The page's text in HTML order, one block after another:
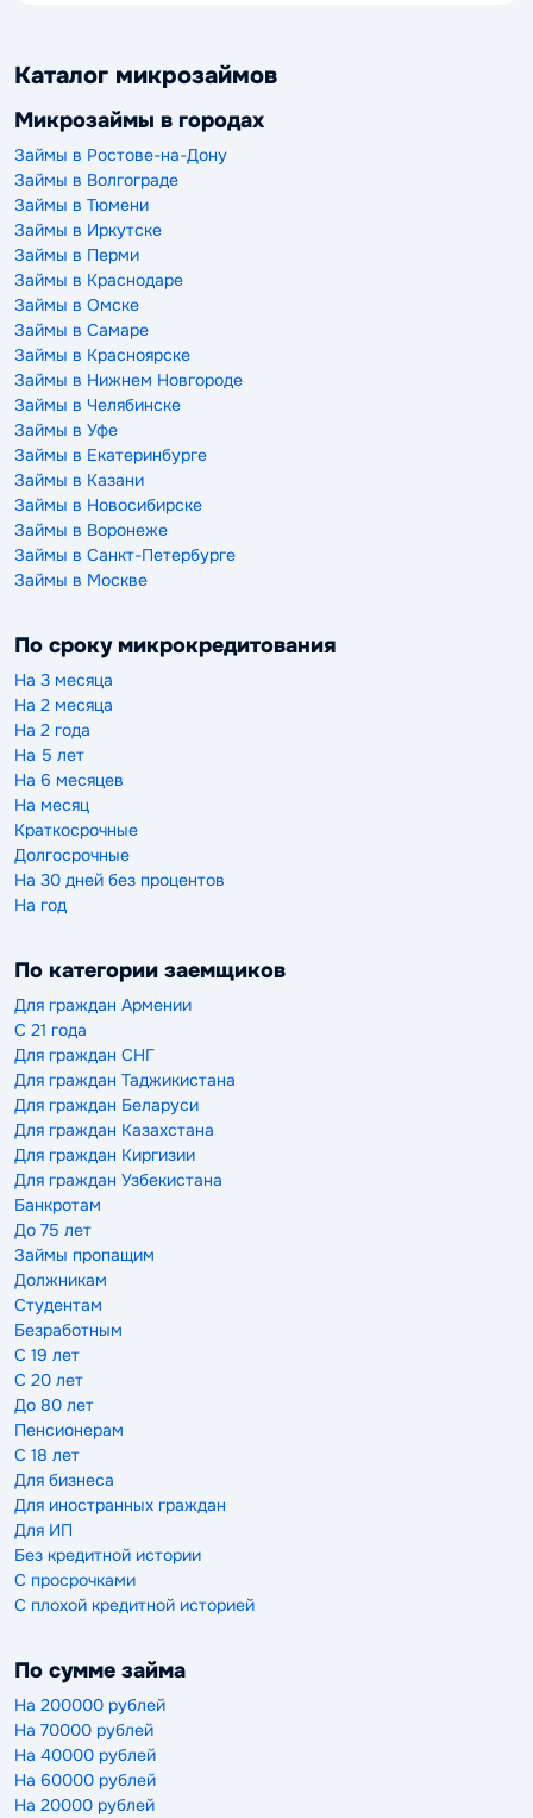
Каталог микрозаймов
Микрозаймы в городах
Займы в Ростове-на-Дону
Займы в Волгограде
Займы в Тюмени
Займы в Иркутске
Займы в Перми
Займы в Краснодаре
Займы в Омске
Займы в Самаре
Займы в Красноярске
Займы в Нижнем Новгороде
Займы в Челябинске
Займы в Уфе
Займы в Екатеринбурге
Займы в Казани
Займы в Новосибирске
Займы в Воронеже
Займы в Санкт-Петербурге
Займы в Москве
По сроку микрокредитования
На 3 месяца
На 2 месяца
На 2 года
На 5 лет
На 6 месяцев
На месяц
Краткосрочные
Долгосрочные
На 30 дней без процентов
На год
По категории заемщиков
Для граждан Армении
С 21 года
Для граждан СНГ
Для граждан Таджикистана
Для граждан Беларуси
Для граждан Казахстана
Для граждан Киргизии
Для граждан Узбекистана
Банкротам
До 75 лет
Займы пропащим
Должникам
Студентам
Безработным
С 19 лет
С 20 лет
До 80 лет
Пенсионерам
С 18 лет
Для бизнеса
Для иностранных граждан
Для ИП
Без кредитной истории
С просрочками
С плохой кредитной историей
По сумме займа
На 200000 рублей
На 70000 рублей
На 40000 рублей
На 60000 рублей
На 20000 рублей